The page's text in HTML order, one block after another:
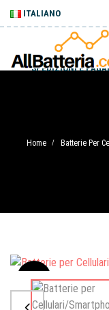
ITALIANO
SPEDIZIONI E
Home / Batterie Per
Sale